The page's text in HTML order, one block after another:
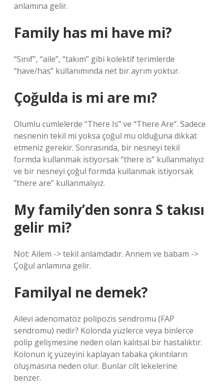
anlamına gelir.
Family has mi have mi?
“Sınıf”, “aile”, “takım” gibi kolektif terimlerde
“have/has” kullanımında net bir ayrım yoktur.
Çoğulda is mi are mı?
Olumlu cümlelerde “There Is” ve “There Are”. Sadece
nesnenin tekil mi yoksa çoğul mu olduğuna dikkat
etmeniz gerekir. Sonrasında, bir nesneyi tekil
formda kullanmak istiyorsak “there is” kullanmalıyız
ve bir nesneyi çoğul formda kullanmak istiyorsak
“there are” kullanmalıyız.
My family’den sonra S takısı
gelir mi?
Not: Ailem -> tekil anlamdadır. Annem ve babam ->
Çoğul anlamına gelir.
Familyal ne demek?
Ailevi adenomatöz polipozis sendromu (FAP
sendromu) nedir? Kolonda yüzlerce veya binlerce
polip gelişmesine neden olan kalıtsal bir hastalıktır.
Kolonun iç yüzeyini kaplayan tabaka çıkıntıların
oluşmasına neden olur. Bunlar cilt lekelerine
benzer.